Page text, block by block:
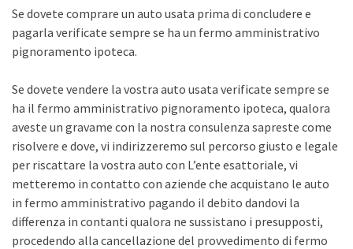
Se dovete comprare un auto usata prima di concludere e
pagarla verificate sempre se ha un fermo amministrativo
pignoramento ipoteca.
Se dovete vendere la vostra auto usata verificate sempre se
ha il fermo amministrativo pignoramento ipoteca, qualora
aveste un gravame con la nostra consulenza sapreste come
risolvere e dove, vi indirizzeremo sul percorso giusto e legale
per riscattare la vostra auto con L’ente esattoriale, vi
metteremo in contatto con aziende che acquistano le auto
in fermo amministrativo pagando il debito dandovi la
differenza in contanti qualora ne sussistano i presupposti,
procedendo alla cancellazione del provvedimento di fermo